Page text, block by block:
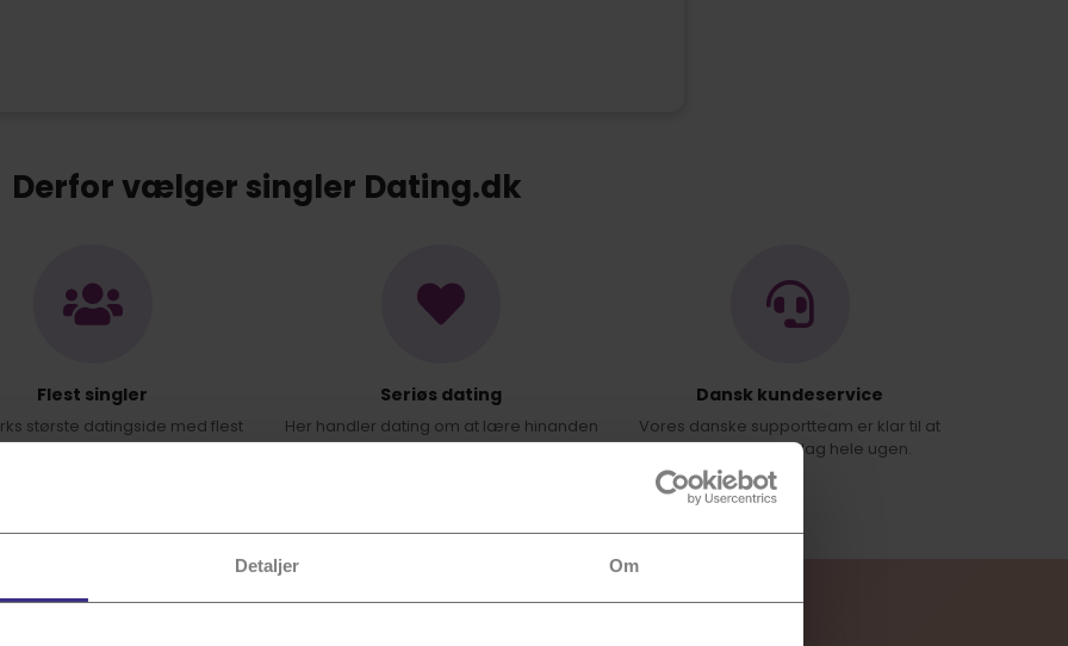
Detaljer Om
Derfor vælger singler Dating.dk
Flest singler
største datingside med flest
profiler tæt på dig.
Seriøs dating
Her handler dating om at lære hinanden
rigtig at kende.
Dansk kundeservice
Vores danske supportteam er klar til at
hjælpe dig hver dag hele ugen.